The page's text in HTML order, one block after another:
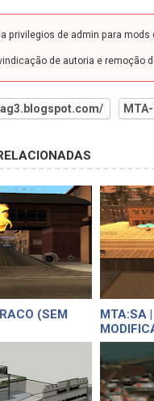
privilegios de admin para
de autoria e remoção
(SEM
MTA:SA